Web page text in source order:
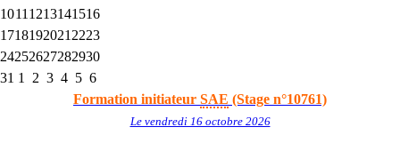
1011 1213141516
1718192021 2223
24252627282930
31 1 2 3 4 5 6
Formation initiateur SAE (Stage n°10761)
Le vendredi 16 octobre 2026